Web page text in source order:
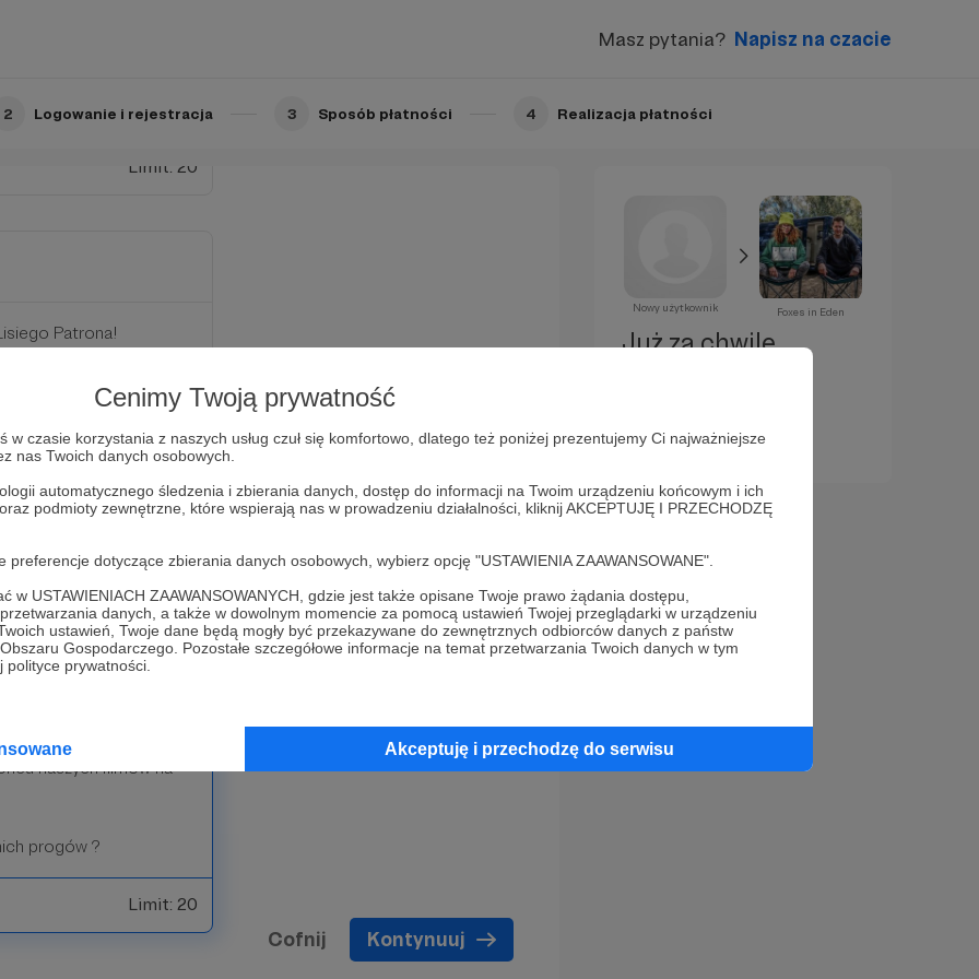
Cenimy Twoją prywatność
w czasie korzystania z naszych usług czuł się komfortowo, dlatego też poniżej prezentujemy Ci najważniejsze
nas Twoich danych osobowych.
automatycznego śledzenia i zbierania danych, dostęp do informacji na Twoim urządzeniu końcowym i ich
podmioty zewnętrzne, które wspierają nas w prowadzeniu działalności, kliknij AKCEPTUJĘ I PRZECHODZĘ
dotyczące zbierania danych osobowych, wybierz opcję "USTAWIENIA ZAAWANSOWANE".
w USTAWIENIACH ZAAWANSOWANYCH, gdzie jest także opisane Twoje prawo żądania dostępu,
danych, a także w dowolnym momencie za pomocą ustawień Twojej przeglądarki w urządzeniu
ustawień, Twoje dane będą mogły być przekazywane do zewnętrznych odbiorców danych z państw
Gospodarczego. Pozostałe szczegółowe informacje na temat przetwarzania Twoich danych w tym
prywatności.
Akceptuję i przechodzę do serwisu
Masz pytania? Napisz na czacie
2 Logowanie i rejestracja 3 Sposób płatności 4 Realizacja płatności
jesteś jego
progów.
Limit: 20
Patrona!
specjalne nagranie z
to możesz liczyć
a w związku z tym
naszych filmów na
progów ?
Limit: 20
Cofnij Kontynuuj
Nowy użytkownik Foxes in Eden
Już za chwilę